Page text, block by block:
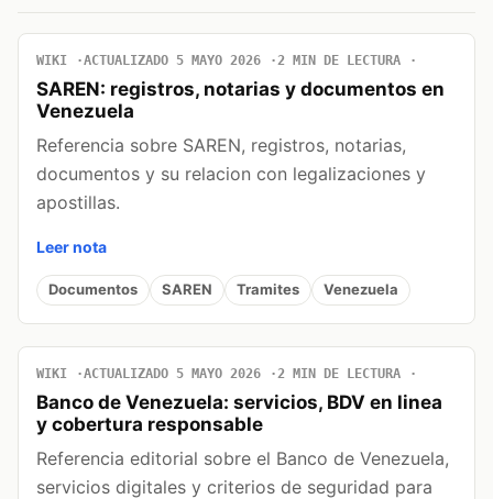
WIKI ACTUALIZADO 5 MAYO 2026 2 MIN DE LECTURA
SAREN: registros, notarias y documentos en
Venezuela
Referencia sobre SAREN, registros, notarias,
documentos y su relacion con legalizaciones y
apostillas.
Leer nota
Documentos SAREN Tramites Venezuela
WIKI ACTUALIZADO 5 MAYO 2026 2 MIN DE LECTURA
Banco de Venezuela: servicios, BDV en linea
y cobertura responsable
Referencia editorial sobre el Banco de Venezuela,
servicios digitales y criterios de seguridad para